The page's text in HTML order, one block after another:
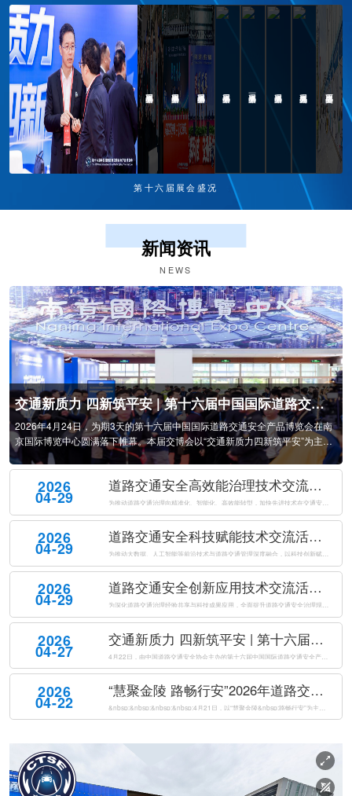
第十六届展会盛况
新闻资讯
NEWS
2026年上半年全国机动车达4.76亿辆 驾驶人达5.67亿人 新注册登记新能源汽车519.5万辆
据公安部统计，截至2026年6月底，全国机动车保有量达4.76亿辆，其中汽车
3.71亿辆；机动车驾驶人5.67亿人，其中汽车驾驶人5.33亿人。新注册登记机
动车数量依然高位，新注册登记汽车数量超千万。2026年上半年，全国新注
册登记机动车1581万辆。其中，汽车新注册登记1051万辆，摩托车新注册
交通新质力 四新筑平安 | 第十六届中国国际道路交通安全产品博览会圆满闭幕
2026年4月24日，为期3天的第十六届中国国际道路交通安全产品博览会在南
京国际博览中心圆满落下帷幕。本届交博会以“交通新质力四新筑平安”为主
题，展览面积40000平方米，设置3大主题展馆、1800余个展位，吸引360余
家单位参展，集中展示了近4000件展品，涵盖智能网联、车路协同、数字孪
生、交通违...
2026
04-29
道路交通安全高效能治理技术交流活动成功举办
2026
04-29
道路交通安全科技赋能技术交流活动成功举办
2026
04-29
道路交通安全创新应用技术交流活动成功举办
为深化道路交通治理经验共享与科技成果应用，全面提升道路交通安全治理现代化水平，2026年4月21日下午，由公安部道路交通安全研究中心、中国道路交通安全协会共同主办的道路交通安全创新应用技术交流活动在南京国际博览会议中心成功举办。来自全国公安交通管理部门、科研院所、高等院校及科技企业的代表，共同聚焦道...
2026
04-27
交通新质力 四新筑平安 | 第十六届中国国际道路交通安全产品博览会盛大开幕
2026
04-22
“慧聚金陵 路畅行安”2026年道路交通安全创新与合作大会在南京成功举办